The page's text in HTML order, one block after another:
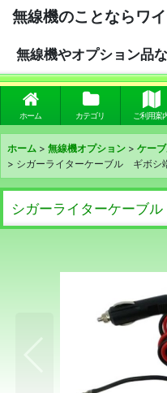
無線機のことならワ
無線機やオプション品
ホーム カテゴリ ご利用案
ホーム > 無線機オプション > ケー
> シガーライターケーブル ギボシ
シガーライターケーブ